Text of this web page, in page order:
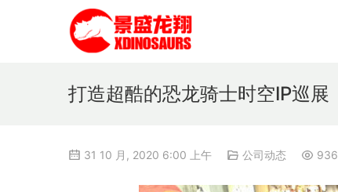
打造超酷的恐龙骑士时空IP巡展
31 10 月, 2020 6:00 上午 公司动态 936